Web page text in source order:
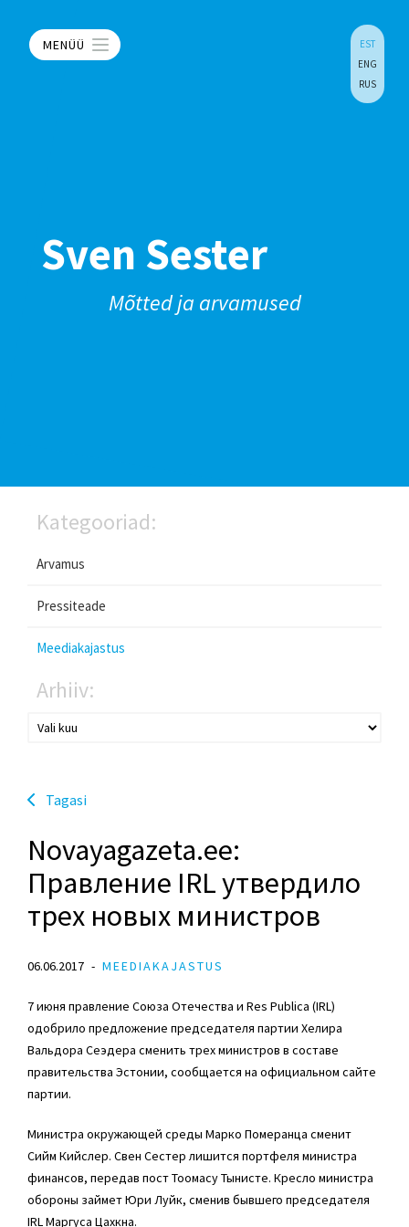
MENÜÜ
EST
ENG
RUS
Sven Sester
Mõtted ja arvamused
Kategooriad:
Arvamus
Pressiteade
Meediakajastus
Arhiiv:
Tagasi
Novayagazeta.ee:
Правление IRL утвердило
трех новых министров
06.06.2017 MEEDIAKAJASTUS
7 июня правление Союза Отечества и Res Publica (IRL)
одобрило предложение председателя партии Хелира
Вальдора Сеэдера сменить трех министров в составе
правительства Эстонии, сообщается на официальном сайте
партии.
Министра окружающей среды Марко Померанца сменит
Сийм Кийслер. Свен Сестер лишится портфеля министра
финансов, передав пост Тоомасу Тынисте. Кресло министра
обороны займет Юри Луйк, сменив бывшего председателя
IRL Маргуса Цахкна.